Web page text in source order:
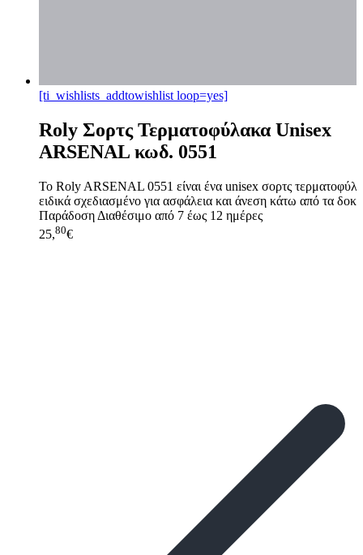
[ti_wishlists_addtowishlist loop=yes]
Roly Σορτς Τερματοφύλακα Unisex
ARSENAL κωδ. 0551
Το Roly ARSENAL 0551 είναι ένα unisex σορτς
ειδικά σχεδιασμένο για ασφάλεια και άνεση κάτω από τα
Παράδοση Διαθέσιμο από 7 έως 12 ημέρες
25,80€